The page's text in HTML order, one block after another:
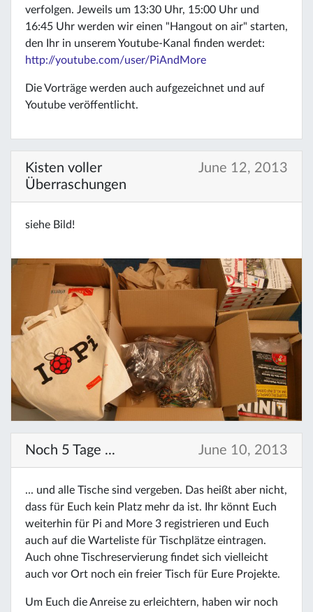
verfolgen. Jeweils um 13:30 Uhr, 15:00 Uhr und
16:45 Uhr werden wir einen "Hangout on air" starten,
den Ihr in unserem Youtube-Kanal finden werdet:
http://youtube.com/user/PiAndMore
Die Vorträge werden auch aufgezeichnet und auf
Youtube veröffentlicht.
Kisten voller
Überraschungen
June 12, 2013
siehe Bild!
Noch 5 Tage ... June 10, 2013
... und alle Tische sind vergeben. Das heißt aber nicht,
dass für Euch kein Platz mehr da ist. Ihr könnt Euch
weiterhin für Pi and More 3 registrieren und Euch
auch auf die Warteliste für Tischplätze eintragen.
Auch ohne Tischreservierung findet sich vielleicht
auch vor Ort noch ein freier Tisch für Eure Projekte.
Um Euch die Anreise zu erleichtern, haben wir noch